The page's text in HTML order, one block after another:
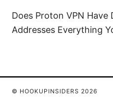
Does Proton VPN Have
Addresses Everything
© HOOKUPINSIDERS 2026